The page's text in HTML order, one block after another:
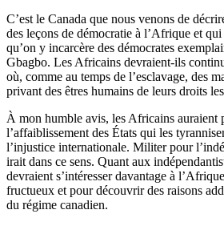
C’est le Canada que nous venons de
des leçons de démocratie à l’Afrique et
qu’on y incarcère des démocrates
Gbagbo. Les Africains devraient-ils
où, comme au temps de l’esclavage, des
privant des êtres humains de leurs droits
À mon humble avis, les Africains auraient
l’affaiblissement des États qui les
l’injustice internationale. Militer pour
irait dans ce sens. Quant aux
devraient s’intéresser davantage à
fructueux et pour découvrir des raisons
du régime canadien.